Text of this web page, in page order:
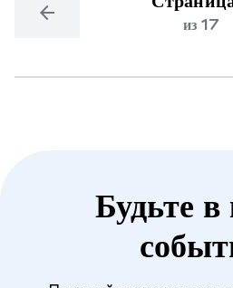
arrow_back из 17
Будьте в